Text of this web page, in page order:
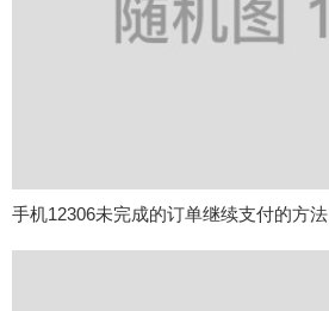
手机12306未完成的订单继续支付的方法